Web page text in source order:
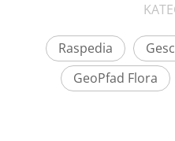
Raspedia
GeoPfad Flora